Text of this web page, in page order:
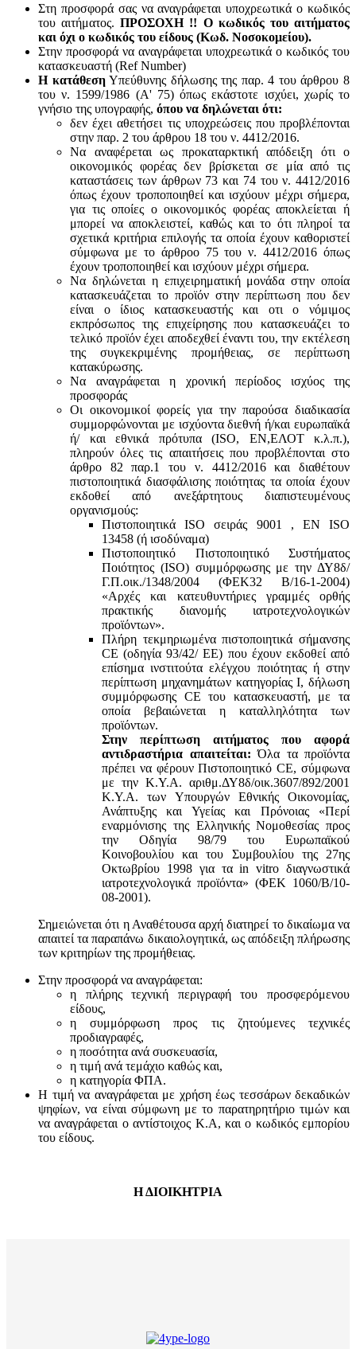
Στη προσφορά σας να αναγράφεται υποχρεωτικά ο κωδικός
του αιτήματος.ΠΡΟΣΟΧΗ !! Ο κωδικός του αιτήματος
και όχι ο κωδικός του είδους (Κωδ. Νοσοκομείου).
Στην προσφορά να αναγράφεται υποχρεωτικά ο κωδικός του
κατασκευαστή (Ref Number)
Η κατάθεσηΥπεύθυνης δήλωσης της παρ. 4 του άρθρου 8
του ν. 1599/1986 (Α' 75) όπως εκάστοτε ισχύει, χωρίς το
γνήσιο της υπογραφής, όπου να δηλώνεται ότι:
δεν έχει αθετήσει τις υποχρεώσεις που προβλέπονται
στην παρ. 2 του άρθρου 18 του ν. 4412/2016.
Να αναφέρεται ως προκαταρκτική απόδειξη ότι ο
οικονομικός φορέας δεν βρίσκεται σε μία από τις
καταστάσεις των άρθρων 73 και 74 του ν. 4412/2016
όπως έχουν τροποποιηθεί και ισχύουν μέχρι σήμερα,
για τις οποίες ο οικονομικός φορέας αποκλείεται ή
μπορεί να αποκλειστεί, καθώς και το ότι πληροί τα
σχετικά κριτήρια επιλογής τα οποία έχουν καθοριστεί
σύμφωνα με τo άρθροo 75 του ν. 4412/2016 όπως
έχουν τροποποιηθεί και ισχύουν μέχρι σήμερα.
Να δηλώνεται η επιχειρηματική μονάδα στην οποία
κατασκευάζεται το προϊόν στην περίπτωση που δεν
είναι ο ίδιος κατασκευαστής και oτι ο νόμιμος
εκπρόσωπος της επιχείρησης που κατασκευάζει το
τελικό προϊόν έχει αποδεχθεί έναντι του, την εκτέλεση
της συγκεκριμένης προμήθειας, σε περίπτωση
κατακύρωσης.
Να αναγράφεται η χρονική περίοδος ισχύος της
προσφοράς
Οι οικονομικοί φορείς για την παρούσα διαδικασία
συμμορφώνονται με ισχύοντα διεθνή ή/και ευρωπαϊκά
ή/ και εθνικά πρότυπα (ISO, ΕΝ,ΕΛΟΤ κ.λ.π.),
πληρούν όλες τις απαιτήσεις που προβλέπονται στο
άρθρο 82 παρ.1 του ν. 4412/2016 και διαθέτουν
πιστοποιητικά διασφάλισης ποιότητας τα οποία έχουν
εκδοθεί από ανεξάρτητους διαπιστευμένους
οργανισμούς:
Πιστοποιητικά ISO σειράς 9001 , ΕΝ ISO
13458 (ή ισοδύναμα)
Πιστοποιητικό Πιστοποιητικό Συστήματος
Ποιότητος (ISO) συμμόρφωσης με την ΔΥ8δ/
Γ.Π.οικ./1348/2004 (ΦΕΚ32 Β/16-1-2004)
«Αρχές και κατευθυντήριες γραμμές ορθής
πρακτικής διανομής ιατροτεχνολογικών
προϊόντων».
Πλήρη τεκμηριωμένα πιστοποιητικά σήμανσης
CE (οδηγία 93/42/ ΕΕ) που έχουν εκδοθεί από
επίσημα ινστιτούτα ελέγχου ποιότητας ή στην
περίπτωση μηχανημάτων κατηγορίας Ι, δήλωση
συμμόρφωσης CE του κατασκευαστή, με τα
οποία βεβαιώνεται η καταλληλότητα των
προϊόντων.
Στην περίπτωση αιτήματος που αφορά
αντιδραστήρια απαιτείται: Όλα τα προϊόντα
πρέπει να φέρουν Πιστοποιητικό CE, σύμφωνα
με την Κ.Υ.Α. αριθμ.ΔΥ8δ/οικ.3607/892/2001
Κ.Υ.Α. των Υπουργών Εθνικής Οικονομίας,
Ανάπτυξης και Υγείας και Πρόνοιας «Περί
εναρμόνισης της Ελληνικής Νομοθεσίας προς
την Οδηγία 98/79 του Ευρωπαϊκού
Κοινοβουλίου και του Συμβουλίου της 27ης
Οκτωβρίου 1998 για τα in vitro διαγνωστικά
ιατροτεχνολογικά προϊόντα» (ΦΕΚ 1060/Β/10-
08-2001).
Σημειώνεται ότι η Αναθέτουσα αρχή διατηρεί το δικαίωμα να
απαιτεί τα παραπάνω δικαιολογητικά, ως απόδειξη πλήρωσης
των κριτηρίων της προμήθειας.
Στην προσφορά να αναγράφεται:
η πλήρης τεχνική περιγραφή του προσφερόμενου
είδους,
η συμμόρφωση προς τις ζητούμενες τεχνικές
προδιαγραφές,
η ποσότητα ανά συσκευασία,
η τιμή ανά τεμάχιο καθώς και,
η κατηγορία ΦΠΑ.
Η τιμή να αναγράφεται με χρήση έως τεσσάρων δεκαδικών
ψηφίων, να είναι σύμφωνη με το παρατηρητήριο τιμών και
να αναγράφεται ο αντίστοιχος Κ.Α, και ο κωδικός εμπορίου
του είδους.
Η ΔΙΟΙΚΗΤΡΙΑ